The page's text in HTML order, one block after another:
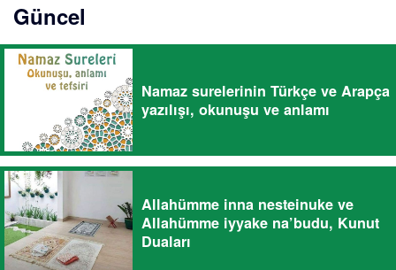
Güncel
Namaz surelerinin Türkçe ve Arapça
yazılışı, okunuşu ve anlamı
Allahümme inna nesteinuke ve
Allahümme iyyake na’budu, Kunut
Duaları